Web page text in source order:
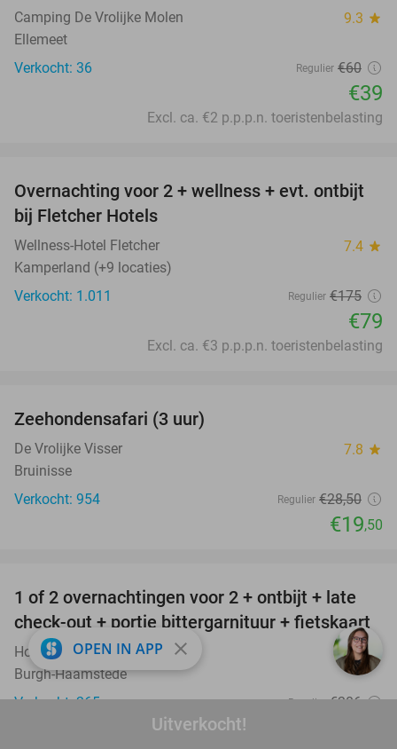
Uitverkocht!
Camping De Vrolijke Molen 9.3 star
Ellemeet
Verkocht: 36
Regulier €60
€39
Excl. ca. €2 p.p.p.n. toeristenbelasting
55%
Overnachting voor 2 + wellness + evt. ontbijt
bij Fletcher Hotels
Wellness-Hotel Fletcher 7.4 star
Kamperland (+9 locaties)
Verkocht: 1.011
Regulier €175
€79
Excl. ca. €3 p.p.p.n. toeristenbelasting
Zeehondensafari (3 uur)
De Vrolijke Visser 7.8 star
Bruinisse
Verkocht: 954
Regulier €28,50
€19,50
59%
1 of 2 overnachtingen voor 2 + ontbijt + late
check-out + portie bittergarnituur + fietskaart
Hotel Bom 9.5star
Burgh-Haamstede
Verkocht: 265
Regulier €206
OPEN IN APP close